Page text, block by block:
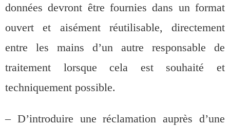
données devront être fournies dans un format
ouvert et aisément réutilisable, directement
entre les mains d’un autre responsable de
traitement lorsque cela est souhaité et
techniquement possible.
– D’introduire une réclamation auprès d’une